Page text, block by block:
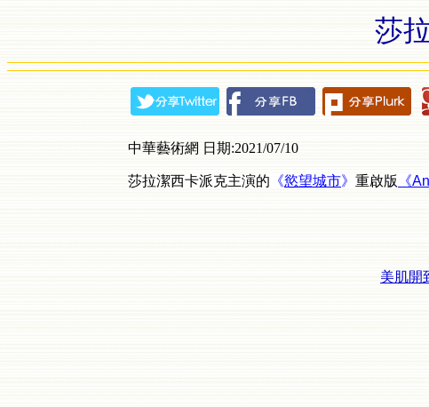
莎
中華藝術網 日期:2021/07/10
莎拉潔西卡派克主演的 《慾望城市》 重啟版 《
美肌開